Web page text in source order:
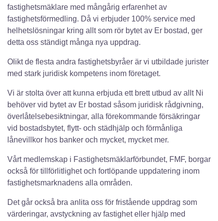
fastighetsmäklare med mångårig erfarenhet av
fastighetsförmedling. Då vi erbjuder 100% service med
helhetslösningar kring allt som rör bytet av Er bostad, ger
detta oss ständigt många nya uppdrag.
Olikt de flesta andra fastighetsbyråer är vi utbildade jurister
med stark juridisk kompetens inom företaget.
Vi är stolta över att kunna erbjuda ett brett utbud av allt Ni
behöver vid bytet av Er bostad såsom juridisk rådgivning,
överlåtelsebesiktningar, alla förekommande försäkringar
vid bostadsbytet, flytt- och städhjälp och förmånliga
lånevillkor hos banker och mycket, mycket mer.
Vårt medlemskap i Fastighetsmäklarförbundet, FMF, borgar
också för tillförlitlighet och fortlöpande uppdatering inom
fastighetsmarknadens alla områden.
Det går också bra anlita oss för fristående uppdrag som
värderingar, avstyckning av fastighet eller hjälp med